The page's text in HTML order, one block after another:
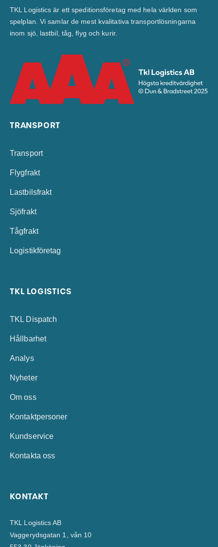
TKL Logistics är ett speditionsföretag med hela världen som
spelplan. Vi samlar de mest kvalitativa transportlösningarna
inom sjö, lastbil, tåg, flyg och kurir.
TRANSPORT
Transport
Flygfrakt
Lastbilsfrakt
Sjöfrakt
Tågfrakt
Logistikföretag
TKL LOGISTICS
TKL Dispatch
Hållbarhet
Analys
Nyheter
Om oss
Kontaktpersoner
Kundservice
Kontakta oss
KONTAKT
TKL Logistics AB
Vaggerydsgatan 1, vån 10